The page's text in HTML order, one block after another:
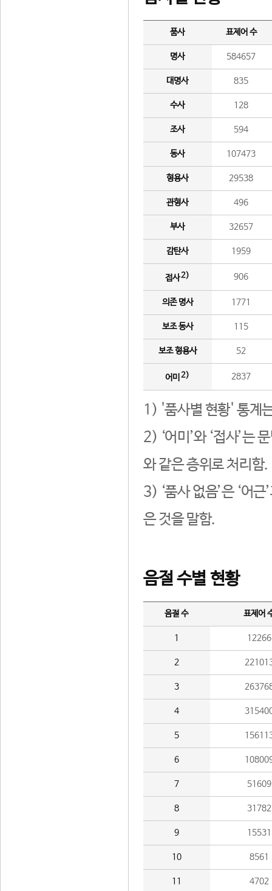
품사 표제어 수
명사 584657
대명사 835
수사 128
조사 594
동사 107473
형용사 29538
관형사 496
부사 32657
감탄사 1959
접사2) 906
의존 명사 1771
보조 동사 115
보조 형용사 52
어미 2) 2837
1) '품사별 현황' 통계
2) ‘어미’와 ‘접사’는
와 같은 층위로 처리함.
3) ‘품사 없음’은 ‘어
은 것을 말함.
음절 수별 현황
음절 수 표제어
1 12266
2
3
4
5
6
7 51609
8 31782
9 15531
10 8561
11 4702